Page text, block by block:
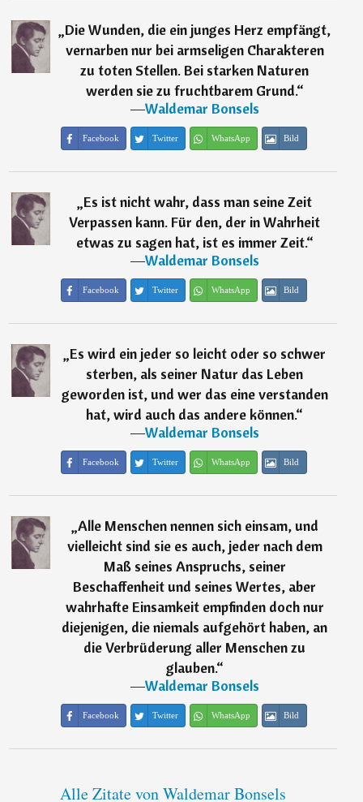
„Die Wunden, die ein junges Herz empfängt,
vernarben nur bei armseligen Charakteren
zu toten Stellen. Bei starken Naturen
werden sie zu fruchtbarem Grund.“
―Waldemar Bonsels
Facebook Twitter WhatsApp Bild
„Es ist nicht wahr, dass man seine Zeit
Verpassen kann. Für den, der in Wahrheit
etwas zu sagen hat, ist es immer Zeit.“
―Waldemar Bonsels
Facebook Twitter WhatsApp Bild
„Es wird ein jeder so leicht oder so schwer
sterben, als seiner Natur das Leben
geworden ist, und wer das eine verstanden
hat, wird auch das andere können.“
―Waldemar Bonsels
Facebook Twitter WhatsApp Bild
„Alle Menschen nennen sich einsam, und
vielleicht sind sie es auch, jeder nach dem
Maß seines Anspruchs, seiner
Beschaffenheit und seines Wertes, aber
wahrhafte Einsamkeit empfinden doch nur
diejenigen, die niemals aufgehört haben, an
die Verbrüderung aller Menschen zu
glauben.“
―Waldemar Bonsels
Facebook Twitter WhatsApp Bild
Alle Zitate von Waldemar Bonsels